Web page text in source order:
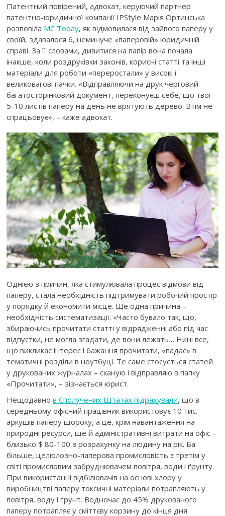
Патентний повірений, адвокат, керуючий партнер
патентно-юридичної компанії IPStyle Марія Ортинська
розповіла MC Today, як відмовилася від зайвого паперу у
своїй, здавалося б, неминуче «паперовій» юридичній
справі. За її словами, дивитися на папір вона почала
інакше, коли роздруківки законів, корисні статті та інші
матеріали для роботи «переростали» у високі і
великовагові пачки. «Відправляючи на друк черговий
багатосторінковий документ, переконуєш себе, що твої
5-10 листів паперу на день не врятують дерево. Втім не
спрацьовує», – каже адвокат.
Однією з причин, яка стимулювала процес відмови від
паперу, стала необхідність підтримувати робочий простір
у порядку й економити місце. Ще одна причина –
необхідність систематизації. «Часто бувало так, що,
збираючись прочитати статті у відрядженні або під час
відпустки, не могла згадати, де вони лежать… Нині все,
що викликає інтерес і бажання прочитати, «падає» в
тематичні розділи в ноутбуці. Те саме стосується статей
у друкованих журналах – сканую і відправляю в папку
«Прочитати», – зізнається юрист.
Нещодавнов Сполучених Штатах підрахували, що в
середньому офісний працівник використовує 10 тис.
аркушів паперу щороку, а це, крім навантаження на
природні ресурси, ще й адміністративні витрати на офіс –
близько $ 80-100 з розрахунку на людину на рік. Ба
більше, целюлозно-паперова промисловість є третім у
світі промисловим забруднювачем повітря, води і ґрунту.
При використанні відбілювачів на основі хлору у
виробництві паперу токсичні матеріали потрапляють у
повітря, воду і ґрунт. Водночас до 45% друкованого
паперу потрапляє у сміттєву корзину до кінця дня.